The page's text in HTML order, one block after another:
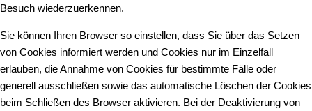
Besuch wiederzuerkennen.
Sie können Ihren Browser so einstellen, dass Sie über das Setzen
von Cookies informiert werden und Cookies nur im Einzelfall
erlauben, die Annahme von Cookies für bestimmte Fälle oder
generell ausschließen sowie das automatische Löschen der Cookies
beim Schließen des Browser aktivieren. Bei der Deaktivierung von